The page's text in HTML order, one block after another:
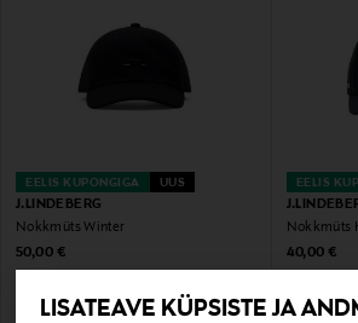
LISATEAVE KÜPSISTE JA
EELIS KUPONGIGA UUS
J.LINDEBERG
Nokkmüts Winter
Original Price
50,00 €
EELIS
Nokkmüts
Original
40,00 €